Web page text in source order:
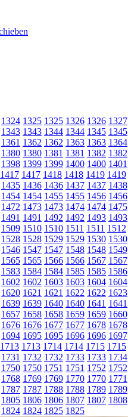
1324 1325 1325 1326 1326 1327
1343 1343 1344 1344 1345 1345
1361 1362 1362 1363 1363 1364
1380 1380 1381 1381 1382 1382
1398 1399 1399 1400 1400 1401
1417 1417 1418 1418 1419 1419
1435 1436 1436 1437 1437 1438
1454 1454 1455 1455 1456 1456
1472 1473 1473 1474 1474 1475
1491 1491 1492 1492 1493 1493
1509 1510 1510 1511 1511 1512
1528 1528 1529 1529 1530 1530
1546 1547 1547 1548 1548 1549
1565 1565 1566 1566 1567 1567
1583 1584 1584 1585 1585 1586
1602 1602 1603 1603 1604 1604
1620 1621 1621 1622 1622 1623
1639 1639 1640 1640 1641 1641
1657 1658 1658 1659 1659 1660
1676 1676 1677 1677 1678 1678
1694 1695 1695 1696 1696 1697
1713 1713 1714 1714 1715 1715
1731 1732 1732 1733 1733 1734
1750 1750 1751 1751 1752 1752
1768 1769 1769 1770 1770 1771
1787 1787 1788 1788 1789 1789
1805 1806 1806 1807 1807 1808
1824 1824 1825 1825